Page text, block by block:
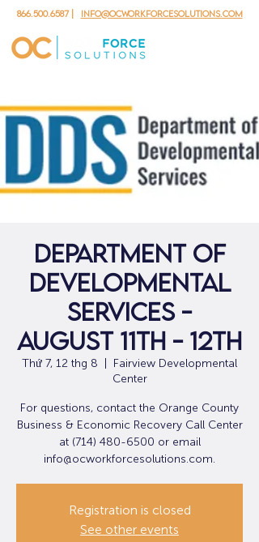
866.500.6587| info@ocworkforcesolutions.com
DEPARTMENT OF
DEVELOPMENTAL
SERVICES -
August 11th - 12th
Thứ 7, 12 thg 8
Fairview Developmental
Center
For questions, contact the Orange County
Business & Economic Recovery Call Center
at (714) 480-6500 or email
info@ocworkforcesolutions.com.
Registration is closed
See other events